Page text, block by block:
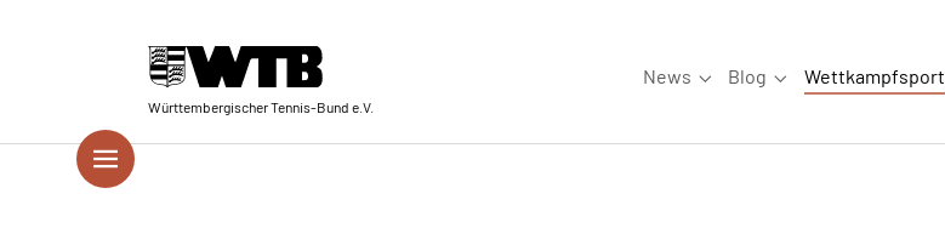
Württembergischer Tennis-Bund e.V.
News
Submenu for "News"
Blog
Submenu for "Blog"
Wettkampfsport